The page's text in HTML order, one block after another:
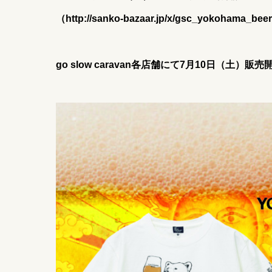
（ http://sanko-bazaar.jp/x/gsc_yokohama_beer
go slow caravan各店舗にて7月10日（土）販売